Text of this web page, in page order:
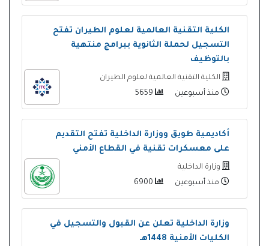
الكلية التقنية العالمية لعلوم الطيران تفتح
التسجيل لحملة الثانوية ببرامج منتهية
بالتوظيف
الكلية التقنية العالمية لعلوم الطيران
منذ أسبوعين
أكاديمية طويق ووزارة الداخلية تفتح التقديم
على معسكرات تقنية في القطاع الأمني
وزارة الداخلية
منذ أسبوعين
وزارة الداخلية تعلن عن القبول والتسجيل في
الكليات الأمنية 1448هـ